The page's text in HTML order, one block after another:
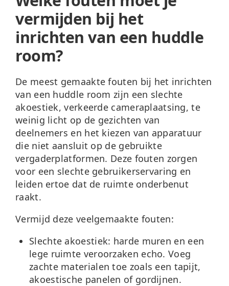
vermijden bij het
inrichten van een huddle
room?
De meest gemaakte fouten bij het inrichten
van een huddle room zijn een slechte
akoestiek, verkeerde cameraplaatsing, te
weinig licht op de gezichten van
deelnemers en het kiezen van apparatuur
die niet aansluit op de gebruikte
vergaderplatformen. Deze fouten zorgen
voor een slechte gebruikerservaring en
leiden ertoe dat de ruimte onderbenut
raakt.
Vermijd deze veelgemaakte fouten:
Slechte akoestiek: harde muren en een
lege ruimte veroorzaken echo. Voeg
zachte materialen toe zoals een tapijt,
akoestische panelen of gordijnen.